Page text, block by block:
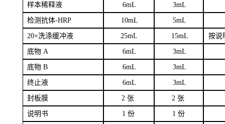
样本稀释液 6mL 3mL
检测抗体-HRP 10mL 5mL
20×洗涤缓冲液 25mL 15mL 按说
底物A 6mL 3mL
底物B 6mL 3mL
终止液 6mL 3mL
封板膜 2 张 2 张
说明书 1 份 1 份